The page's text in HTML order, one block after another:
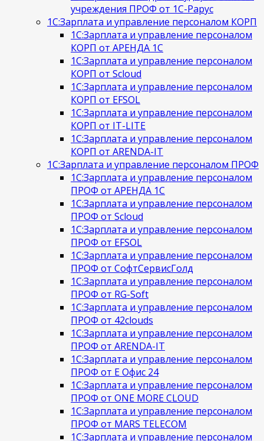
учреждения ПРОФ от 1С-Рарус
1С:Зарплата и управление персоналом КОРП
1С:Зарплата и управление персоналом
КОРП от АРЕНДА 1С
1С:Зарплата и управление персоналом
КОРП от Scloud
1С:Зарплата и управление персоналом
КОРП от EFSOL
1С:Зарплата и управление персоналом
КОРП от IT-LITE
1С:Зарплата и управление персоналом
КОРП от ARENDA-IT
1С:Зарплата и управление персоналом ПРОФ
1С:Зарплата и управление персоналом
ПРОФ от АРЕНДА 1С
1С:Зарплата и управление персоналом
ПРОФ от Scloud
1С:Зарплата и управление персоналом
ПРОФ от EFSOL
1С:Зарплата и управление персоналом
ПРОФ от СофтСервисГолд
1С:Зарплата и управление персоналом
ПРОФ от RG-Soft
1С:Зарплата и управление персоналом
ПРОФ от 42clouds
1С:Зарплата и управление персоналом
ПРОФ от ARENDA-IT
1С:Зарплата и управление персоналом
ПРОФ от Е Офис 24
1С:Зарплата и управление персоналом
ПРОФ от ONE MORE CLOUD
1С:Зарплата и управление персоналом
ПРОФ от MARS TELECOM
1С:Зарплата и управление персоналом